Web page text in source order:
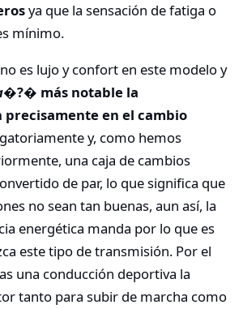
ya que la sensación de fatiga o
mínimo.
es lujo y confort en este modelo y
�?� más notable la
precisamente en el cambio
y, como hemos
una caja de cambios
de par, lo que significa que
no sean tan buenas, aun así, la
energética manda por lo que es
este tipo de transmisión. Por el
una conducción deportiva la
tanto para subir de marcha como